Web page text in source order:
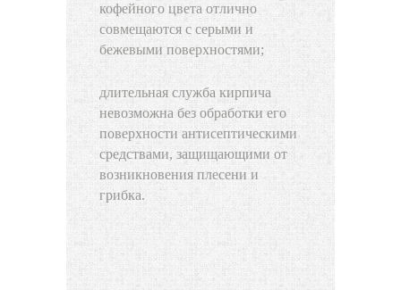
кофейного цвета отлично
совмещаются с серыми и
бежевыми поверхностями;
длительная служба кирпича
невозможна без обработки его
поверхности антисептическими
средствами, защищающими от
возникновения плесени и
грибка.